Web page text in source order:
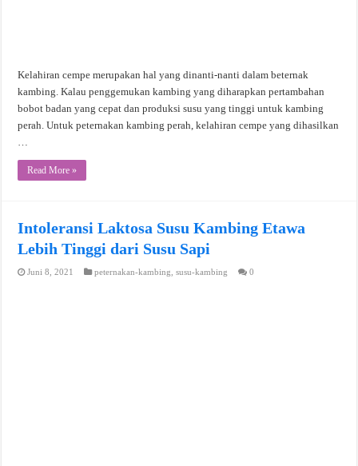
Kelahiran cempe merupakan hal yang dinanti-nanti dalam beternak
kambing. Kalau penggemukan kambing yang diharapkan pertambahan
bobot badan yang cepat dan produksi susu yang tinggi untuk kambing
perah. Untuk peternakan kambing perah, kelahiran cempe yang dihasilkan
…
Read More »
Intoleransi Laktosa Susu Kambing Etawa
Lebih Tinggi dari Susu Sapi
Juni 8, 2021 peternakan-kambing ,susu-kambing 0